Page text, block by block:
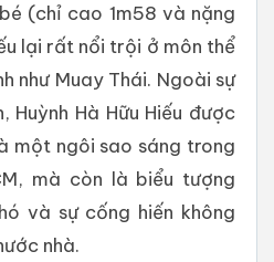
(chỉ cao 1m58 và nặng
lại rất nổi trội ở môn thể
như Muay Thái. Ngoài sự
Huỳnh Hà Hữu Hiếu được
một ngôi sao sáng trong
mà còn là biểu tượng
và sự cống hiến không
nhà.